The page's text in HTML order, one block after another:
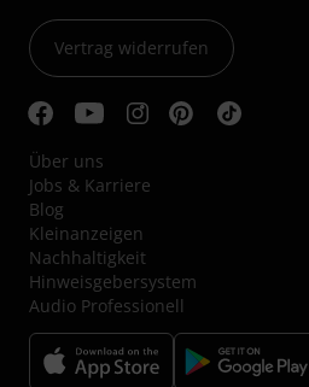
Vertrag widerrufen
Über uns
Jobs & Karriere
Blog
Kleinanzeigen
Nachhaltigkeit
Hinweisgebersystem
Audio Professionell